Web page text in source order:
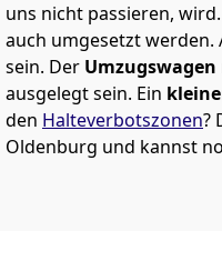
uns nicht passieren, wird.
auch umgesetzt
sein. Der Umzugswagen
ausgelegt sein. Ein
den Halteverbotszonen?
Oldenburg und kannst